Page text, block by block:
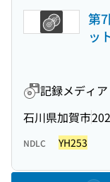
第
ッ
記録メディア
石川県加賀市
NDLC YH253